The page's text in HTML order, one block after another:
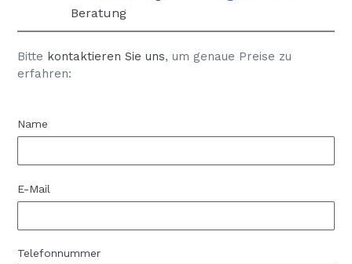
Beratung
Bitte kontaktieren Sie uns, um genaue Preise zu
erfahren:
Name
E-Mail
Telefonnummer